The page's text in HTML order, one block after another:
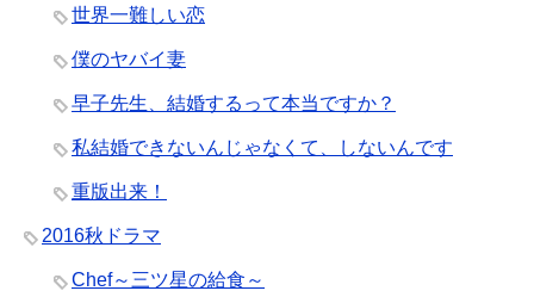
世界一難しい恋
僕のヤバイ妻
早子先生、結婚するって本当ですか？
私結婚できないんじゃなくて、しないんです
重版出来！
2016秋ドラマ
Chef～三ツ星の給食～